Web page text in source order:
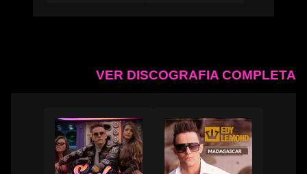
VER DISCOGRAFIA COMPLETA